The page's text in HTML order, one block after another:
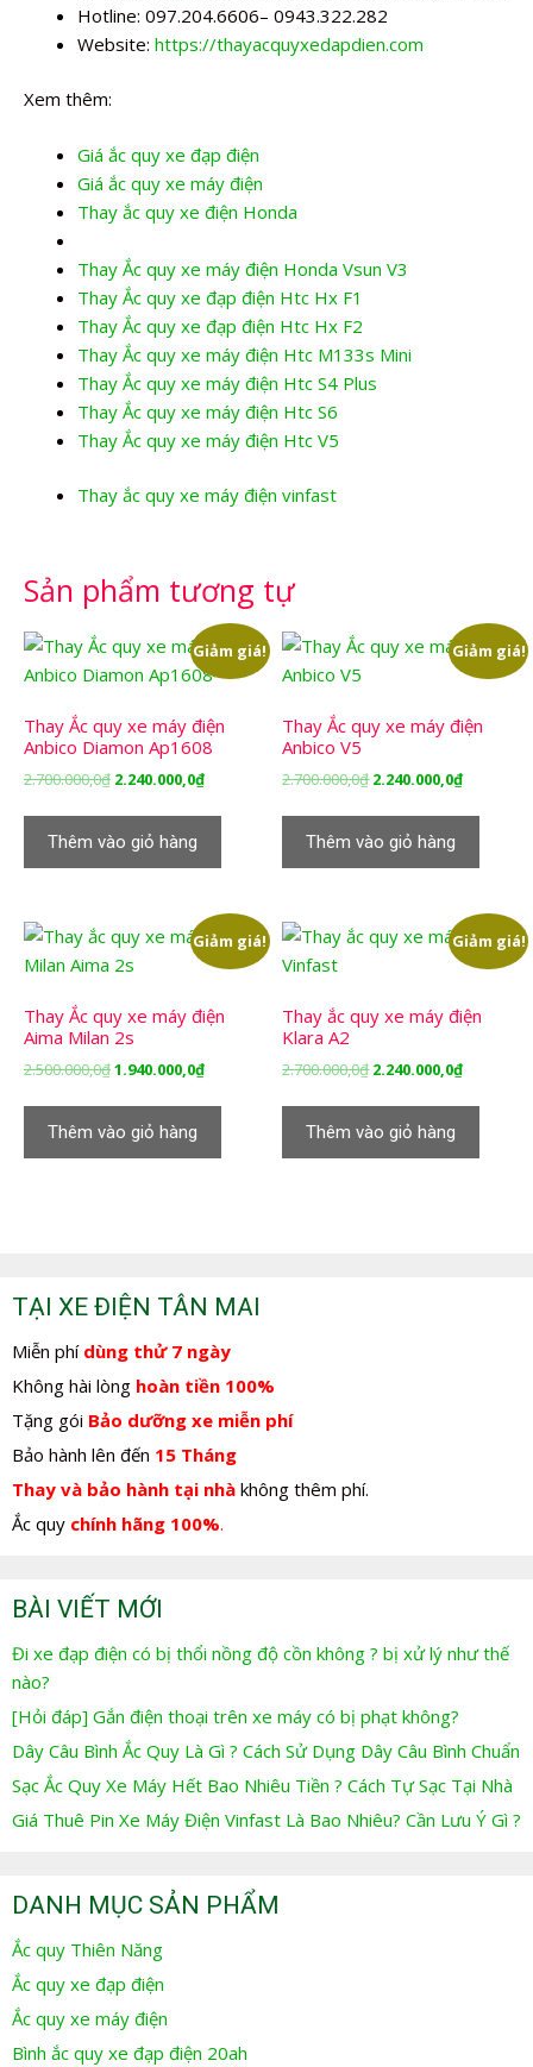
Hotline: 097.204.6606– 0943.322.282
Website: https://thayacquyxedapdien.com
Xem thêm:
Giá ắc quy xe đạp điện
Giá ắc quy xe máy điện
Thay ắc quy xe điện Honda
Thay Ắc quy xe máy điện Honda Vsun V3
Thay Ắc quy xe đạp điện Htc Hx F1
Thay Ắc quy xe đạp điện Htc Hx F2
Thay Ắc quy xe máy điện Htc M133s Mini
Thay Ắc quy xe máy điện Htc S4 Plus
Thay Ắc quy xe máy điện Htc S6
Thay Ắc quy xe máy điện Htc V5
Thay ắc quy xe máy điện vinfast
Sản phẩm tương tự
Giảm giá!
Thay Ắc quy xe máy điện
Anbico Diamon Ap1608
2.700.000,0₫ Giá
2.700.000,0₫.
2.240.000,0₫Giá
2.240.000,0₫.
Thêm vào giỏ hàng
Giảm giá!
Thay Ắc quy xe máy điện
Anbico V5
2.700.000,0₫ Giá
2.700.000,0₫.
2.240.000,0₫Giá
Thêm vào giỏ hàng
Giảm giá!
Thay Ắc quy xe máy điện
Aima Milan 2s
2.500.000,0₫Giá
2.500.000,0₫.
1.940.000,0₫Giá
1.940.000,0₫.
Thêm vào giỏ hàng
Giảm giá!
Thay ắc quy xe máy điện
Klara A2
2.700.000,0₫ Giá
2.700.000,0₫.
2.240.000,0₫Giá
Thêm vào giỏ hàng
TẠI XE ĐIỆN TÂN MAI
Miễn phí dùng thử 7 ngày
Không hài lòng hoàn tiền 100%
Tặng gói Bảo dưỡng xe miễn phí
Bảo hành lên đến 15 Tháng
Thay và bảo hành tại nhà không thêm phí.
Ắc quy chính hãng 100%.
BÀI VIẾT MỚI
Đi xe đạp điện có bị thổi nồng độ cồn không ? bị xử lý như thế
nào?
[Hỏi đáp] Gắn điện thoại trên xe máy có bị phạt không?
Dây Câu Bình Ắc Quy Là Gì ? Cách Sử Dụng Dây Câu Bình Chuẩn
Sạc Ắc Quy Xe Máy Hết Bao Nhiêu Tiền ? Cách Tự Sạc Tại Nhà
Giá Thuê Pin Xe Máy Điện Vinfast Là Bao Nhiêu? Cần Lưu Ý Gì ?
DANH MỤC SẢN PHẨM
Ắc quy Thiên Năng
Ắc quy xe đạp điện
Ắc quy xe máy điện
Bình ắc quy xe đạp điện 20ah